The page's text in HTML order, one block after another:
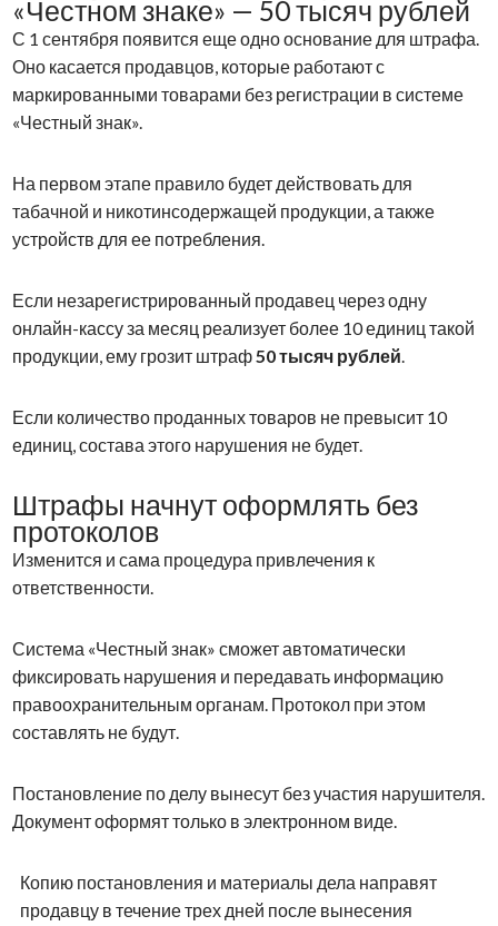
«Честном знаке» — 50 тысяч рублей
С 1 сентября появится еще одно основание для штрафа.
Оно касается продавцов, которые работают с
маркированными товарами без регистрации в системе
«Честный знак».
На первом этапе правило будет действовать для
табачной и никотинсодержащей продукции, а также
устройств для ее потребления.
Если незарегистрированный продавец через одну
онлайн-кассу за месяц реализует более 10 единиц такой
продукции, ему грозит штраф 50 тысяч рублей
Если количество проданных товаров не превысит 10
единиц, состава этого нарушения не будет.
Штрафы начнут оформлять без
протоколов
Изменится и сама процедура привлечения к
ответственности.
Система «Честный знак» сможет автоматически
фиксировать нарушения и передавать информацию
правоохранительным органам. Протокол при этом
составлять не будут.
Постановление по делу вынесут без участия нарушителя.
Документ оформят только в электронном виде.
Копию постановления и материалы дела направят
продавцу в течение трех дней после вынесения